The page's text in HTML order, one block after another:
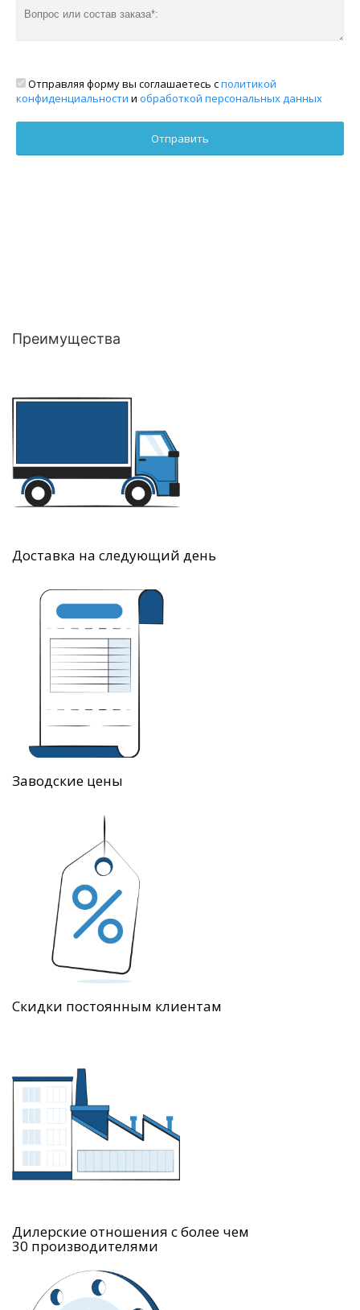
Отправляя форму вы соглашаетесь сполитикой
конфиденциальности и обработкой персональных данных
Преимущества
Доставка на следующий день
Заводские цены
Скидки постоянным клиентам
Дилерские отношения с более чем
30 производителями